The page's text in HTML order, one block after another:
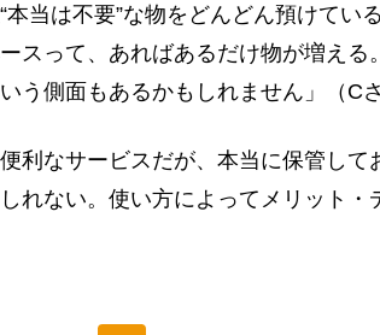
当は不要”な物をどんどん預けてい
スって、あればあるだけ物が増える
う側面もあるかもしれません」（Cさ
利なサービスだが、本当に保管して
れない。使い方によってメリット・